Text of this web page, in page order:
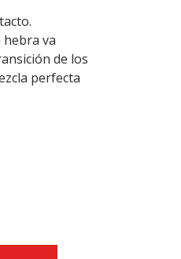
hebra va
de los
perfecta